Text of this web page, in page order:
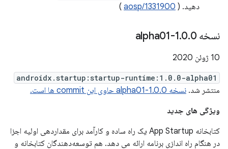
دهید. ( aosp/1331900
)
نسخه 1 .0.0-alpha01
10 ژوئن 2020
androidx.startup:startup-runtime:1.0.0-alpha01
منتشر شد. نسخه 1.0.0-alpha01 حاوی این commit ها است.
ویژگی های جدید
کتابخانه App Startup یک راه ساده و کارآمد برای مقداردهی اولیه اجزا
در هنگام راه اندازی برنامه ارائه می دهد. هم توسعه‌دهندگان کتابخانه و